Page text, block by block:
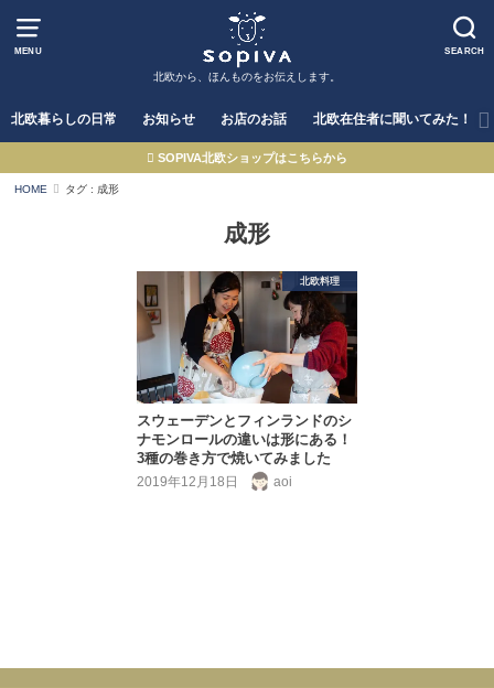
MENU SEARCH
北欧から、ほんものをお伝えします。
北欧暮らしの日常 お知らせ お店のお話 北欧在住者に聞いてみた！
SOPIVA北欧ショップはこちらから
HOME タグ : 成形
成形
北欧料理
スウェーデンとフィンランドのシ
ナモンロールの違いは形にある！
3種の巻き方で焼いてみました
2019年12月18日 aoi